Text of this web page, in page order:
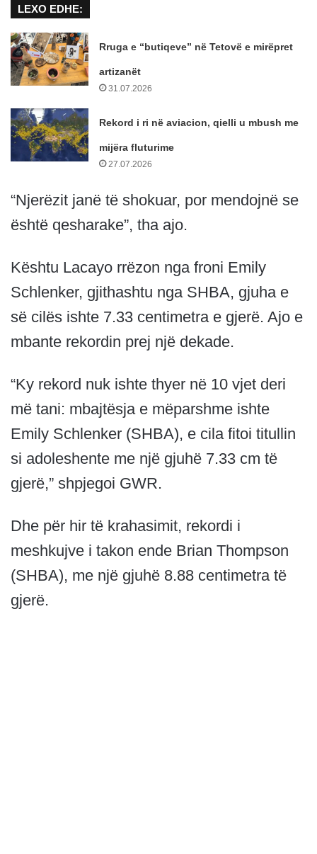
LEXO EDHE:
Rruga e “butiqeve” në Tetovë e mirëpret
artizanët
31.07.2026
Rekord i ri në aviacion, qielli u mbush me
mijëra fluturime
27.07.2026
“Njerëzit janë të shokuar, por mendojnë se
është qesharake”, tha ajo.
Kështu Lacayo rrëzon nga froni Emily
Schlenker, gjithashtu nga SHBA, gjuha e
së cilës ishte 7.33 centimetra e gjerë. Ajo e
mbante rekordin prej një dekade.
“Ky rekord nuk ishte thyer në 10 vjet deri
më tani: mbajtësja e mëparshme ishte
Emily Schlenker (SHBA), e cila fitoi titullin
si adoleshente me një gjuhë 7.33 cm të
gjerë,” shpjegoi GWR.
Dhe për hir të krahasimit, rekordi i
meshkujve i takon ende Brian Thompson
(SHBA), me një gjuhë 8.88 centimetra të
gjerë.